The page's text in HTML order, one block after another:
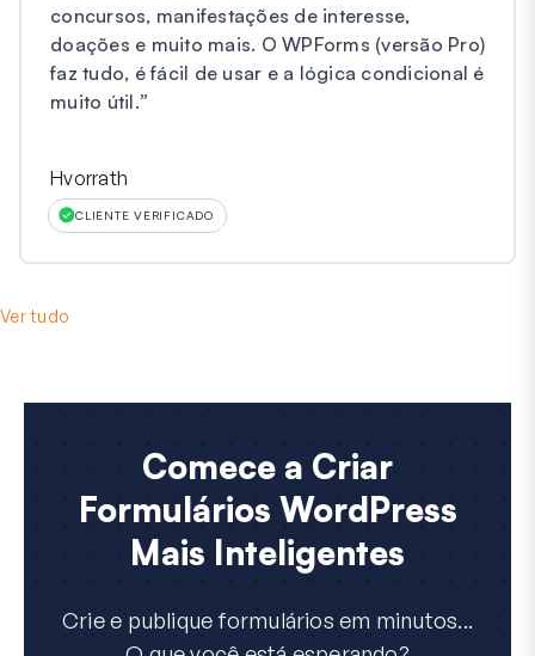
concursos, manifestações de interesse,
doações e muito mais. O WPForms (versão Pro)
faz tudo, é fácil de usar e a lógica condicional é
muito útil.”
Hvorrath
CLIENTE VERIFICADO
Ver tudo
Comece a Criar
Formulários WordPress
Mais Inteligentes
Crie e publique formulários em minutos...